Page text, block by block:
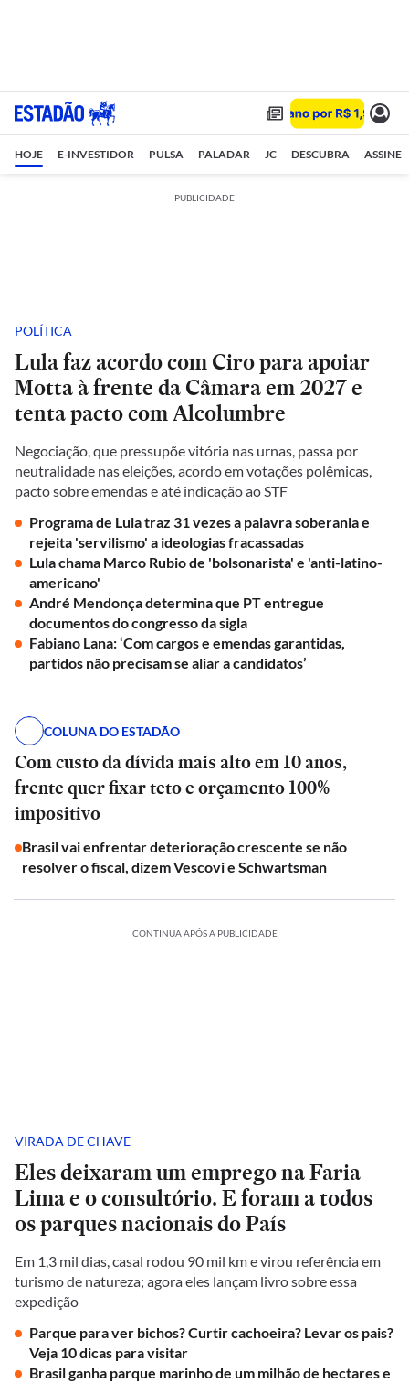
HOJE E-INVESTIDOR PULSA PALADAR JC DESCUBRA ASSINE
PUBLICIDADE
POLÍTICA
Lula faz acordo com Ciro para apoiar
Motta à frente da Câmara em 2027 e
tenta pacto com Alcolumbre
Negociação, que pressupõe vitória nas urnas, passa por
neutralidade nas eleições, acordo em votações polêmicas,
pacto sobre emendas e até indicação ao STF
Programa de Lula traz 31 vezes a palavra soberania e
rejeita 'servilismo' a ideologias fracassadas
Lula chama Marco Rubio de 'bolsonarista' e 'anti-latino-
americano'
André Mendonça determina que PT entregue
documentos do congresso da sigla
Fabiano Lana: ‘Com cargos e emendas garantidas,
partidos não precisam se aliar a candidatos’
COLUNA DO ESTADÃO
Com custo da dívida mais alto em 10 anos,
frente quer fixar teto e orçamento 100%
impositivo
Brasil vai enfrentar deterioração crescente se não
resolver o fiscal, dizem Vescovi e Schwartsman
CONTINUA APÓS A PUBLICIDADE
VIRADA DE CHAVE
Eles deixaram um emprego na Faria
Lima e o consultório. E foram a todos
os parques nacionais do País
Em 1,3 mil dias, casal rodou 90 mil km e virou referência em
turismo de natureza; agora eles lançam livro sobre essa
expedição
Parque para ver bichos? Curtir cachoeira? Levar os pais?
Veja 10 dicas para visitar
Brasil ganha parque marinho de um milhão de hectares e